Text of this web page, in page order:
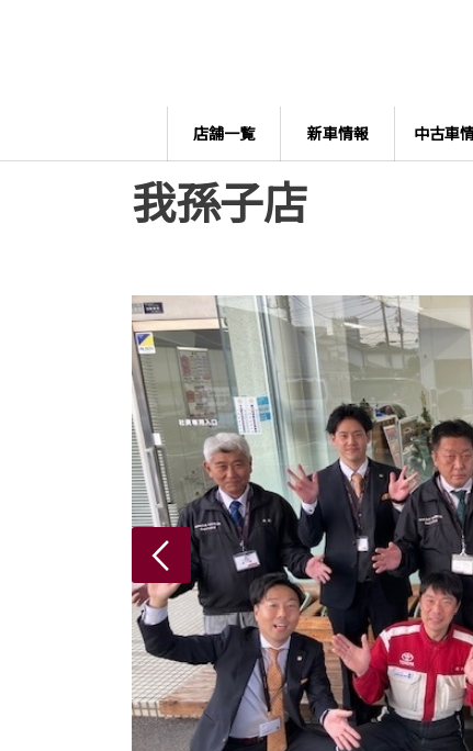
店舗一覧 新車情報 中古車
我孫子店